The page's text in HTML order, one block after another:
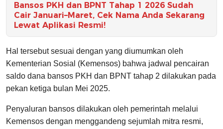
Bansos PKH dan BPNT Tahap 1 2026 Sudah
Cair Januari–Maret, Cek Nama Anda Sekarang
Lewat Aplikasi Resmi!
Hal tersebut sesuai dengan yang diumumkan oleh
Kementerian Sosial (Kemensos) bahwa jadwal pencairan
saldo dana bansos PKH dan BPNT tahap 2 dilakukan pada
pekan ketiga bulan Mei 2025.
Penyaluran bansos dilakukan oleh pemerintah melalui
Kemensos dengan menggandeng sejumlah mitra resmi,